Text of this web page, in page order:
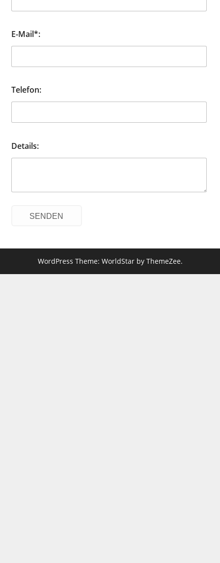
E-Mail*:
Telefon:
Details:
WordPress Theme: WorldStar by ThemeZee.